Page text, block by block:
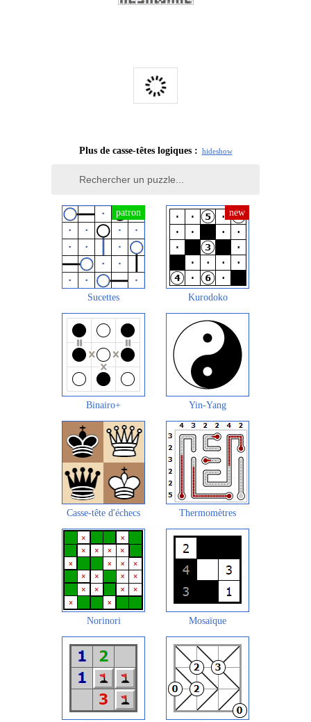
Plus de casse-têtes logiques : hideshow
Sucettes Kurodoko
Binairo+ Yin-Yang
Casse-tête d'échecs Thermomètres
Norinori Mosaïque